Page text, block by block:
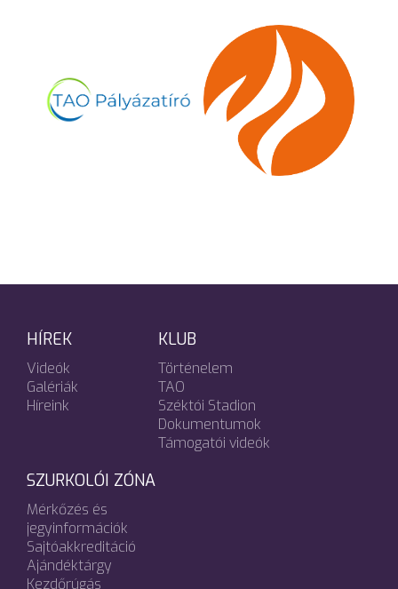
HÍREK
Videók
Galériák
Híreink
KLUB
Történelem
TAO
Széktói Stadion
Dokumentumok
Támogatói videók
SZURKOLÓI ZÓNA
Mérkőzés és
jegyinformációk
Sajtóakkreditáció
Ajándéktárgy
Kezdőrúgás